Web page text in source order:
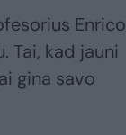
Enrico
Tai, kad jauni
gina savo